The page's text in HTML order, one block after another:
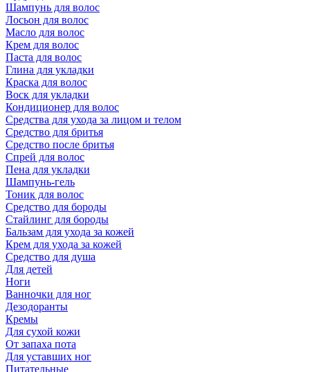
Шампунь для волос
Лосьон для волос
Масло для волос
Крем для волос
Паста для волос
Глина для укладки
Краска для волос
Воск для укладки
Кондиционер для волос
Средства для ухода за лицом и телом
Средство для бритья
Средство после бритья
Спрей для волос
Пена для укладки
Шампунь-гель
Тоник для волос
Средство для бороды
Стайлинг для бороды
Бальзам для ухода за кожей
Крем для ухода за кожей
Средство для душа
Для детей
Ноги
Ванночки для ног
Дезодоранты
Кремы
Для сухой кожи
От запаха пота
Для уставших ног
Питательные